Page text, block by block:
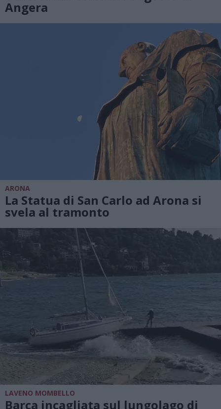
Angera
ARONA
La Statua di San Carlo ad Arona si
svela al tramonto
LAVENO MOMBELLO
Barca incagliata sul lungolago di